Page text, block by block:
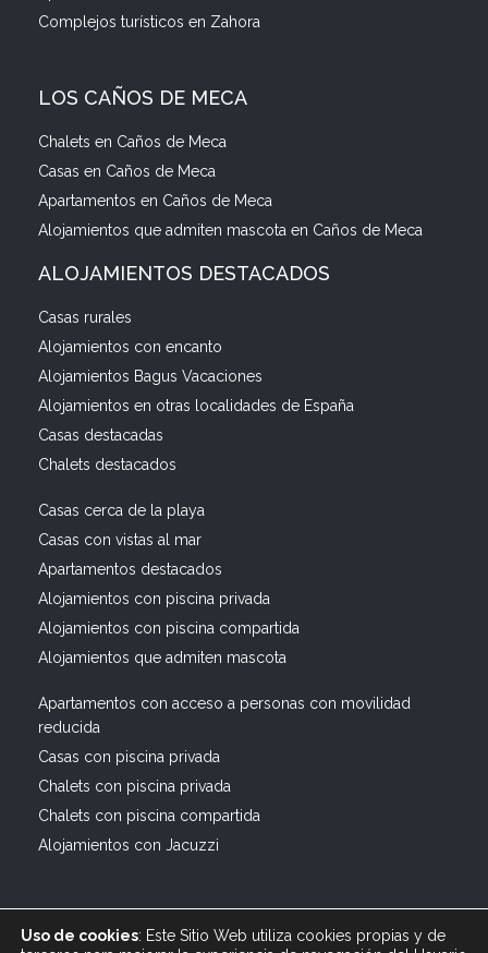
Complejos turísticos en Zahora
LOS CAÑOS DE MECA
Chalets en Caños de Meca
Casas en Caños de Meca
Apartamentos en Caños de Meca
Alojamientos que admiten mascota en Caños de Meca
ALOJAMIENTOS DESTACADOS
Casas rurales
Alojamientos con encanto
Alojamientos Bagus Vacaciones
Alojamientos en otras localidades de España
Casas destacadas
Chalets destacados
Casas cerca de la playa
Casas con vistas al mar
Apartamentos destacados
Alojamientos con piscina privada
Alojamientos con piscina compartida
Alojamientos que admiten mascota
Apartamentos con acceso a personas con movilidad
reducida
Casas con piscina privada
Chalets con piscina privada
Chalets con piscina compartida
Alojamientos con Jacuzzi
Uso de cookies: Este Sitio Web utiliza cookies propias y de